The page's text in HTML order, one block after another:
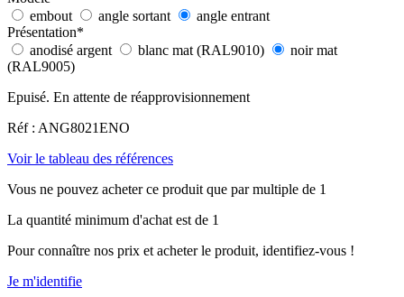
embout
angle sortant
angle entrant
Présentation*
anodisé argent
blanc mat (RAL9010)
noir mat
(RAL9005)
Epuisé. En attente de réapprovisionnement
Réf : ANG8021ENO
Voir le tableau des références
Vous ne pouvez acheter ce produit que par multiple de 1
La quantité minimum d'achat est de 1
Pour connaître nos prix et acheter le produit, identifiez-vous !
Je m'identifie